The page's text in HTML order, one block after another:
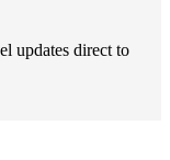
updates direct to